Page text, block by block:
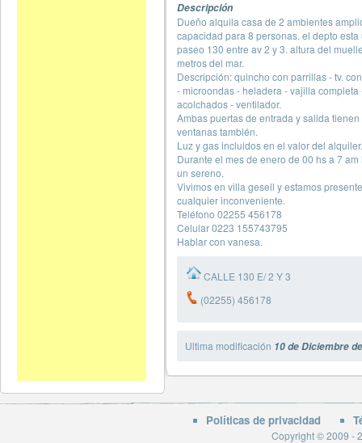
Descripción
Dueño alquila casa de 2 ambientes
capacidad para 8 personas. el depto
paseo 130 entre av 2 y 3. altura del
metros del mar.
Descripción: quincho con parrillas - tv.
- microondas - heladera - vajilla completa
acolchados - ventilador.
Ambas puertas de entrada y salida tienen
ventanas también.
Luz y gas incluidos en el valor del alquiler.
Durante el mes de enero de 00 hs a 7 am
un sereno.
Vivimos en villa gesell y estamos
cualquier inconveniente.
Teléfono 02255 456178
Celular 0223 155743795
Hablar con vanesa.
CALLE 130 E/ 2 Y 3
(02255) 456178
Ultima modificación 10 de Diciembre
Políticas de privacidad
Copyright © 2009 -